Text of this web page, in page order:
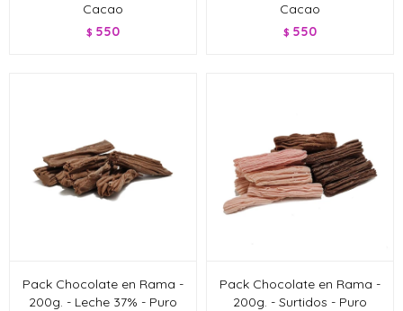
Cacao
$ 550
Cacao
$ 550
Pack Chocolate en Rama -
200g. - Leche 37% - Puro
Pack Chocolate en Rama -
200g. - Surtidos - Puro